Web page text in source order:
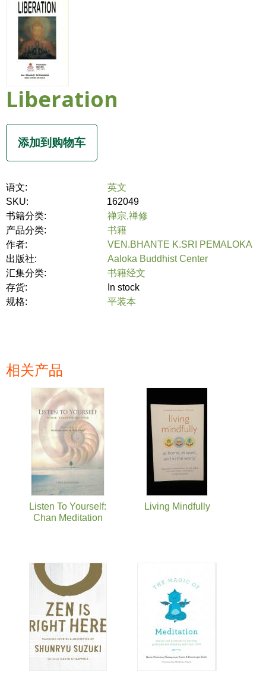
Liberation
语文:
英文
SKU:
162049
书籍分类:
禅宗,禅修
产品分类:
书籍
作者:
VEN.BHANTE K.SRI PEMALOKA
出版社:
Aaloka Buddhist Center
汇集分类:
书籍经文
存货:
In stock
规格:
平装本
相关产品
Listen To Yourself:
Chan Meditation
Living Mindfully
页面